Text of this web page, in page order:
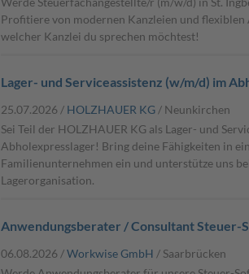
Profitiere von modernen Kanzleien und
welcher Kanzlei du sprechen möchtest!
Lager- und Serviceassistenz (w/m/d) im
25.07.2026 / HOLZHAUER KG / Neunkirchen
Sei Teil der HOLZHAUER KG als Lager- und
Abholexpresslager! Bring deine Fähigkeiten in
Familienunternehmen ein und unterstütze uns
Lagerorganisation.
Anwendungsberater / Consultant Steuer-
06.08.2026 /Workwise GmbH / Saarbrücken